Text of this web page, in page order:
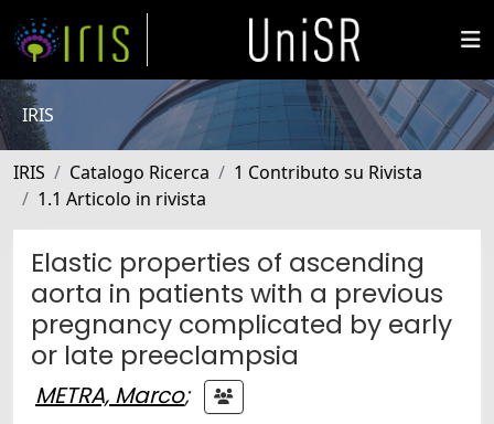
IRIS
IRIS Catalogo Ricerca
1 Contributo su Rivista
1.1 Articolo in rivista
Elastic properties of ascending
aorta in patients with a previous
pregnancy complicated by early
or late preeclampsia
METRA, Marco;